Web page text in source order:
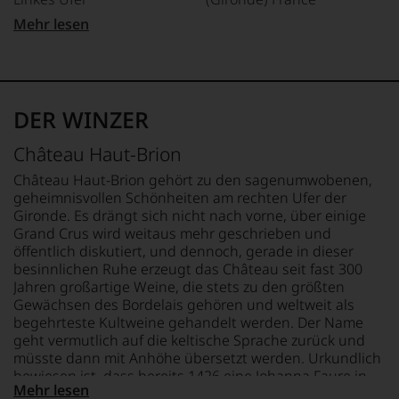
unterstreichen,
auf
Niveau
unsere
Weinselektion
bewegt.
Das
aber
genügt
uns
nicht
mehr.
Wir
haben
festgestellt,
dass
manch
eine
Bewertung
schwer
Weinjournalismus
und
studierte
Rechtsanwalt
verstand
sich
als
Sprachrohr
des
Verbrauchers
und
schuf
1978
den
Newsletter
»The
Wine
Advocate«,
der
Dabei
zeigte
in
eine
ganz
andere
Richtung,
denn
er
studierte
am
Boston‘s
Berklee
College
of
Music
Jazz
Komposition
und
APPELLATION
REBSORTEN
43% .9 Cabernet
9% .7 Cabernet Franc
1% Petit Verdot
TRINKTEMPERATUR
18 °C
FLASCHENGRÖSSE
Mehr lesen
DER WINZER
Château Haut-Brion
Château Haut-Brion gehört zu den sagenumwobenen,
geheimnisvollen Schönheiten am rechten Ufer der
Gironde. Es drängt sich nicht nach vorne, über einige
Grand Crus wird weitaus mehr geschrieben und
öffentlich diskutiert, und dennoch, gerade in dieser
besinnlichen Ruhe erzeugt das Château seit fast 300
Jahren großartige Weine, die stets zu den größten
Gewächsen des Bordelais gehören und weltweit als
begehrteste Kultweine gehandelt werden. Der Name
geht vermutlich auf die keltische Sprache zurück und
müsste dann mit Anhöhe übersetzt werden. Urkundlich
bewiesen ist, dass bereits 1426 eine Johanna Faure in
unmittelbarer Nähe des heutigen Haut-Brion einen
Mehr lesen